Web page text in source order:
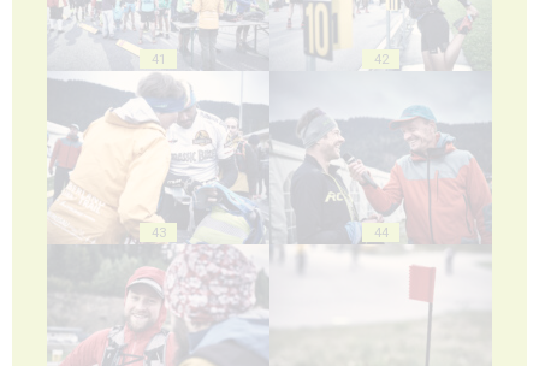
41 42
43 44